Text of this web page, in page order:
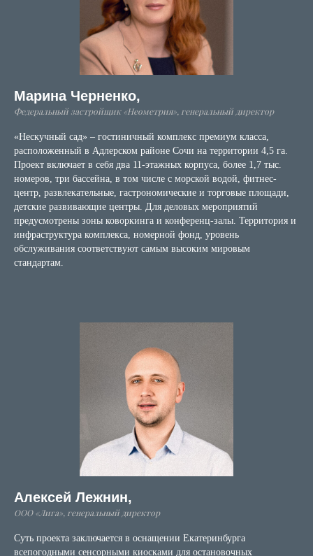
Марина Черненко,
Федеральный застройщик «Неометрия», генеральный директор
«Нескучный сад» – гостиничный комплекс премиум класса,
расположенный в Адлерском районе Сочи на территории 4,5 га.
Проект включает в себя два 11-этажных корпуса, более 1,7 тыс.
номеров, три бассейна, в том числе с морской водой, фитнес-
центр, развлекательные, гастрономические и торговые площади,
детские развивающие центры. Для деловых мероприятий
предусмотрены зоны коворкинга и конференц-залы. Территория и
инфраструктура комплекса, номерной фонд, уровень
обслуживания соответствуют самым высоким мировым
стандартам.
Алексей Лежнин,
ООО «Лига», генеральный директор
Суть проекта заключается в оснащении Екатеринбурга
всепогодными сенсорными киосками для остановочных